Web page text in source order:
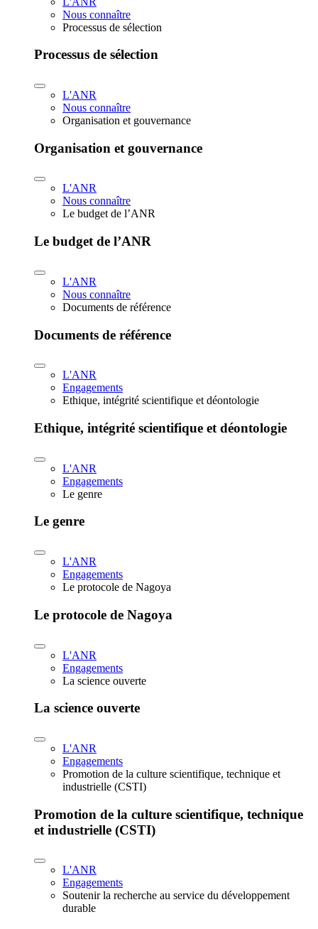
Nous connaître
Processus de sélection
Processus de sélection
L'ANR
Nous connaître
Organisation et gouvernance
Organisation et gouvernance
L'ANR
Nous connaître
Le budget de l’ANR
Le budget de l’ANR
L'ANR
Nous connaître
Documents de référence
Documents de référence
L'ANR
Engagements
Ethique, intégrité scientifique et déontologie
Ethique, intégrité scientifique et déontologie
L'ANR
Engagements
Le genre
Le genre
L'ANR
Engagements
Le protocole de Nagoya
Le protocole de Nagoya
L'ANR
Engagements
La science ouverte
La science ouverte
L'ANR
Engagements
Promotion de la culture scientifique, technique et
industrielle (CSTI)
Promotion de la culture scientifique, technique
et industrielle (CSTI)
L'ANR
Engagements
Soutenir la recherche au service du développement
durable